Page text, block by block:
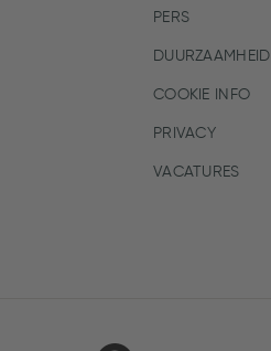
PERS
DUURZAAMHEID
COOKIE INFO
PRIVACY
VACATURES